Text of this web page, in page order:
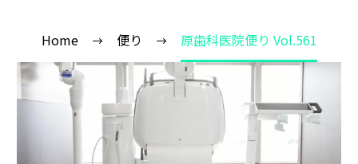
Home 便り 原歯科医院便り Vol.561